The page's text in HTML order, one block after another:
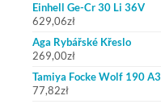
Einhell Ge-Cr 30 Li 36V
629,06zł
Aga Rybářské Křeslo
269,00zł
Tamiya Focke Wolf 190 A3
77,82zł